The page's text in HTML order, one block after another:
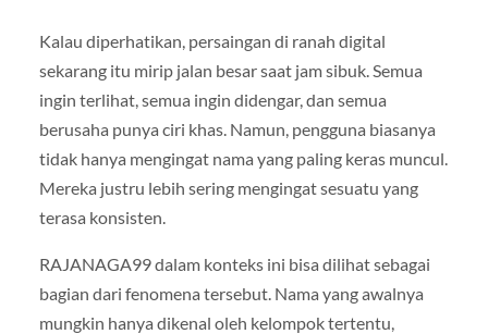
Kalau diperhatikan, persaingan di ranah digital
sekarang itu mirip jalan besar saat jam sibuk. Semua
ingin terlihat, semua ingin didengar, dan semua
berusaha punya ciri khas. Namun, pengguna biasanya
tidak hanya mengingat nama yang paling keras muncul.
Mereka justru lebih sering mengingat sesuatu yang
terasa konsisten.
RAJANAGA99 dalam konteks ini bisa dilihat sebagai
bagian dari fenomena tersebut. Nama yang awalnya
mungkin hanya dikenal oleh kelompok tertentu,